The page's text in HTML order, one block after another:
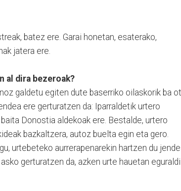
batez ere. Garai honetan, esaterako,
jatera ere.
al dira bezeroak?
galdetu egiten dute baserriko oilaskorik ba
ere gerturatzen da: Iparraldetik urtero
Donostia aldekoak ere. Bestalde, urtero
bazkaltzera, autoz buelta egin eta gero.
urtebeteko aurrerapenarekin hartzen du
gerturatzen da, azken urte hauetan eguraldi